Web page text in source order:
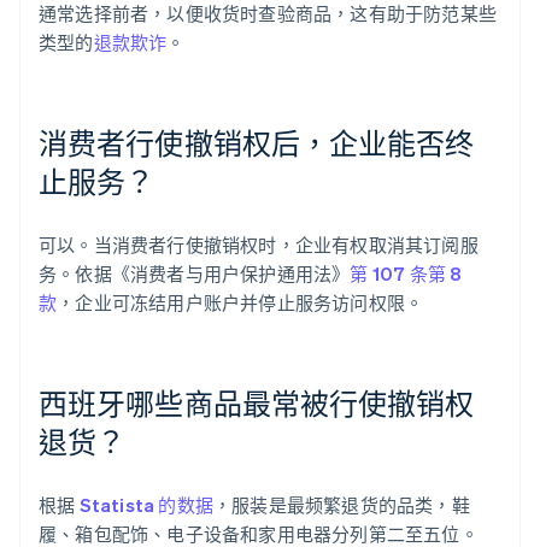
通常选择前者，以便收货时查验商品，这有助于防范某些
类型的退款欺诈 。
消费者行使撤销权后，企业能否终
止服务？
可以。当消费者行使撤销权时，企业有权取消其订阅服
务。依据《消费者与用户保护通用法》 第 107 条第 8
款 ，企业可冻结用户账户并停止服务访问权限。
西班牙哪些商品最常被行使撤销权
退货？
根据 Statista 的数据 ，服装是最频繁退货的品类，鞋
履、箱包配饰、电子设备和家用电器分列第二至五位。
阿联酋
English
爱尔兰
English
Deutsch English
澳大利亚
English
PortuguêsEnglish
保加利亚